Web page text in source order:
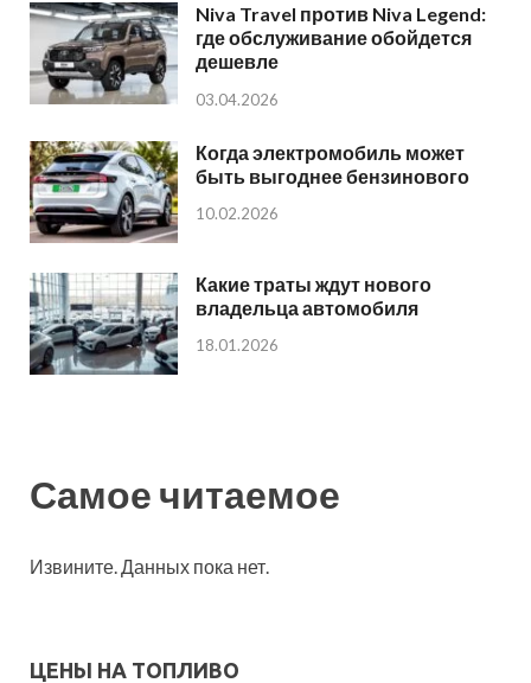
Niva Travel против Niva Legend:
где обслуживание обойдется
дешевле
03.04.2026
Когда электромобиль может
быть выгоднее бензинового
10.02.2026
Какие траты ждут нового
владельца автомобиля
18.01.2026
Самое читаемое
Извините. Данных пока нет.
ЦЕНЫ НА ТОПЛИВО